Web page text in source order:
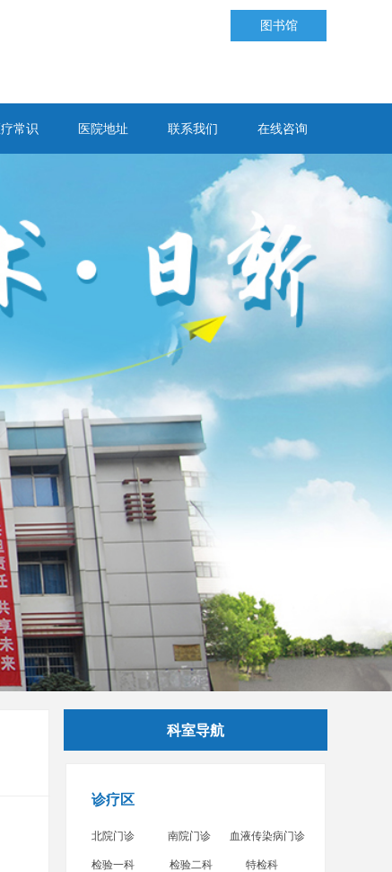
图书馆
疗常识 医院地址 联系我们 在线咨询
科室导航
北院门诊
诊疗区
南院门诊 血液传染病门诊
检验一科 检验二科 特检科